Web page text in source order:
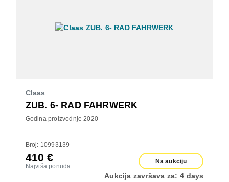
Claas
ZUB. 6- RAD FAHRWERK
Godina proizvodnje 2020
Broj: 10993139
410€
Najviša ponuda
Na aukciju
Aukcija završava za: 4 days